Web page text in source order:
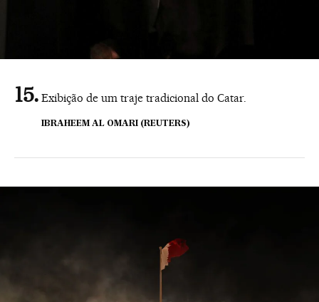
Exibição de um traje tradicional do Catar.
IBRAHEEM AL OMARI (REUTERS)